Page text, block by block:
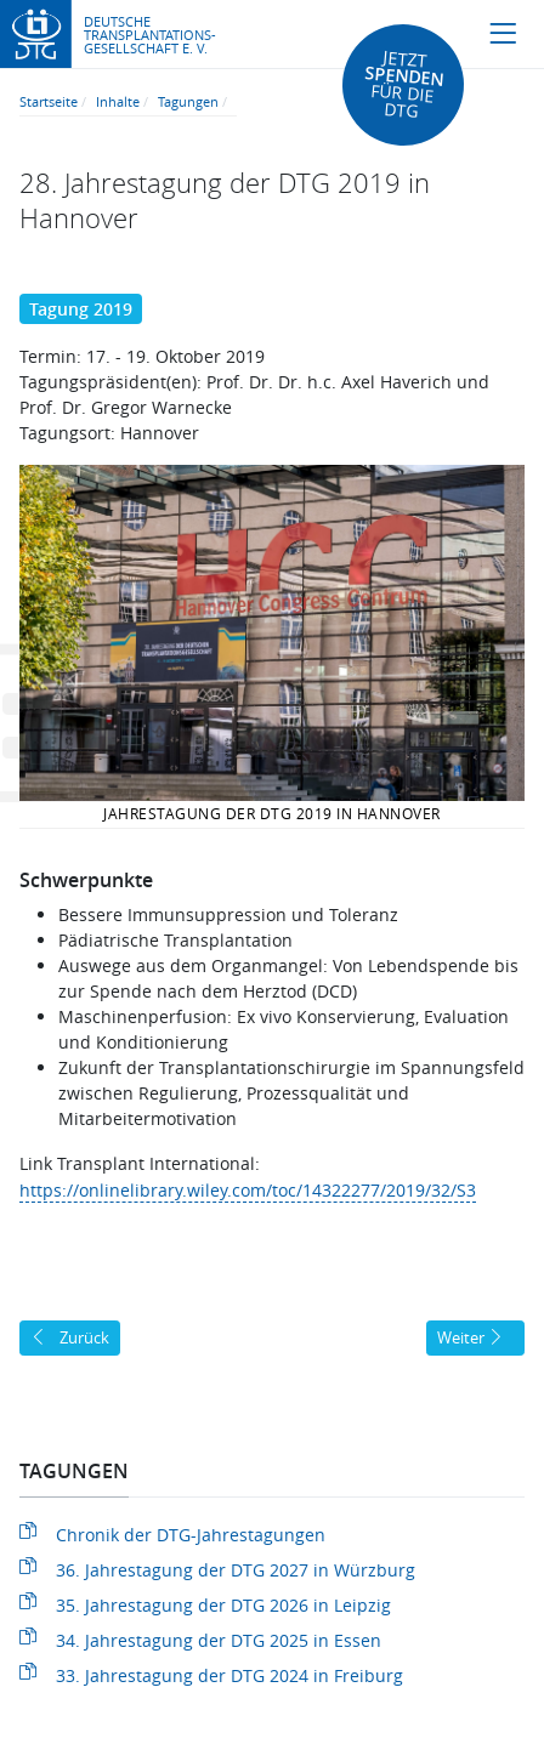
DEUTSCHE
TRANSPLANTATIONS-
GESELLSCHAFT E. V. JETZT
SPENDEN
FÜR DIE
DTG
Startseite Inhalte Tagungen
28. Jahrestagung der DTG 2019 in
Hannover
Tagung 2019
Termin: 17. - 19. Oktober 2019
Tagungspräsident(en): Prof. Dr. Dr. h.c. Axel Haverich und
Prof. Dr. Gregor Warnecke
Tagungsort: Hannover
JAHRESTAGUNG DER DTG 2019 IN HANNOVER
Schwerpunkte
Bessere Immunsuppression und Toleranz
Pädiatrische Transplantation
Auswege aus dem Organmangel: Von Lebendspende bis
zur Spende nach dem Herztod (DCD)
Maschinenperfusion: Ex vivo Konservierung, Evaluation
und Konditionierung
Zukunft der Transplantationschirurgie im Spannungsfeld
zwischen Regulierung, Prozessqualität und
Mitarbeitermotivation
Link Transplant International:
https://onlinelibrary.wiley.com/toc/14322277/2019/32/S3
Vorheriger Beitrag: 29. Jahrestagung der DTG 2020 in Köln
Zurück Nächster
Weiter
TAGUNGEN
Chronik der DTG-Jahrestagungen
36. Jahrestagung der DTG 2027 in Würzburg
35. Jahrestagung der DTG 2026 in Leipzig
34. Jahrestagung der DTG 2025 in Essen
33. Jahrestagung der DTG 2024 in Freiburg